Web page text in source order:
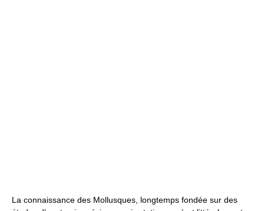
La connaissance des Mollusques, longtemps fondée sur des